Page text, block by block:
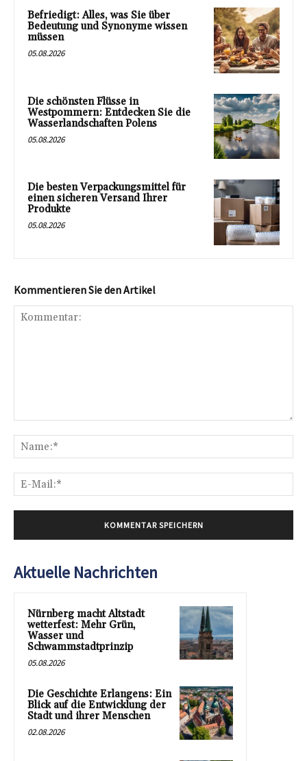
Befriedigt: Alles, was Sie über
Bedeutung und Synonyme wissen
müssen
05.08.2026
Die schönsten Flüsse in
Westpommern: Entdecken Sie die
Wasserlandschaften Polens
05.08.2026
Die besten Verpackungsmittel für
einen sicheren Versand Ihrer
Produkte
05.08.2026
Kommentieren Sie den Artikel
Aktuelle Nachrichten
Nürnberg macht Altstadt
wetterfest: Mehr Grün,
Wasser und
Schwammstadtprinzip
05.08.2026
Die Geschichte Erlangens: Ein
Blick auf die Entwicklung der
Stadt und ihrer Menschen
02.08.2026